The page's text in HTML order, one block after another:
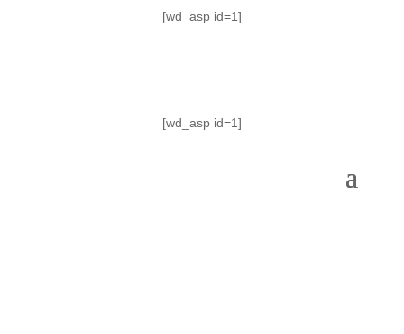
[wd_asp id=1]
[wd_asp id=1]